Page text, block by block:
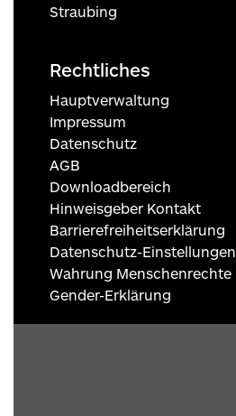
Straubing
Rechtliches
Hauptverwaltung
Impressum
Datenschutz
AGB
Downloadbereich
Hinweisgeber Kontakt
Barrierefreiheitserklärung
Datenschutz-Einstellungen
Wahrung Menschenrechte
Gender-Erklärung